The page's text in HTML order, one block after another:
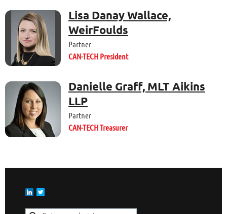
Lisa Danay Wallace,
WeirFoulds
Partner
CAN-TECH President
Danielle Graff, MLT Aikins
LLP
Partner
CAN-TECH Treasurer